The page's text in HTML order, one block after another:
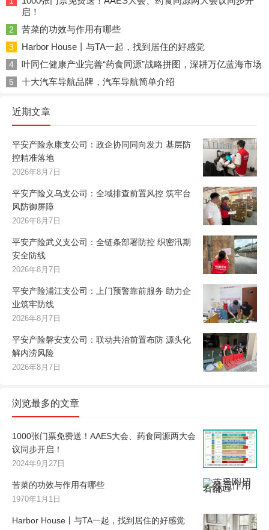
启！
2 苦菜的功效与作用有哪些
3 Harbor House丨与TA一起，找到居住的好感觉
4 叶同仁健康产业完善“药食同源”战略拼图，深耕万亿蓝海市场
5 十大汽车导航品牌，汽车导航简单介绍
近期文章
平安产险永康支公司：政企协同同向发力 基层防
控精准落地
2026年8月7日
平安产险义乌支公司：全域排查前置风控 筑牢台
风防御屏障
2026年8月7日
平安产险武义支公司：全链条部署防控 织密汛期
安全防线
2026年8月7日
平安产险浦江支公司：上门预警靠前服务 助力企
业筑牢防线
2026年8月7日
平安产险磐安支公司：联动共治前置布防 源头化
解内涝风险
2026年8月7日
浏览最多的文章
1000张门票免费送！AAES大会、药食同源两大会
议同步开启！
2024年9月27日
苦菜的功效与作用有哪些
1970年1月1日
Harbor House丨与TA一起，找到居住的好感觉